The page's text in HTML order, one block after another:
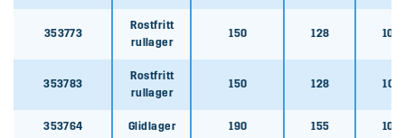
353766
353766
353773
Rostfritt
rullager
150 128
353783
Rostfritt
rullager
150 128
353764 Glidlager 190 155